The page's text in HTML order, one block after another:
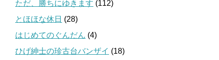
ただ、勝ちにゆきます (112)
とほほな休日 (28)
はじめてのぐんだん (4)
ひげ紳士の珍古台バンザイ (18)